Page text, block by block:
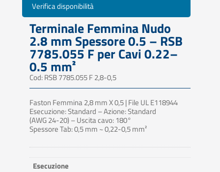
Verifica disponibilità
Terminale Femmina Nudo
2.8 mm Spessore 0.5 – RSB
7785.055 F per Cavi 0.22–
0.5 mm²
Cod: RSB 7785.055 F 2,8-0,5
Faston Femmina 2,8 mm X 0,5 | File UL E118944
Esecuzione: Standard – Azione: Standard
(AWG 24-20) – Uscita cavo: 180°
Spessore Tab: 0,5 mm ~ 0,22-0,5 mm²
Esecuzione